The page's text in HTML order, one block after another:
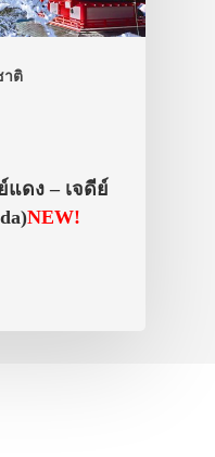
าติ
แดง – เจดีย์
NEW!